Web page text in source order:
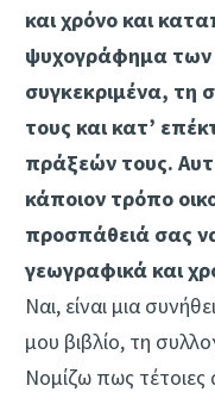
και χρόνο και
ψυχογράφημα
συγκεκριμένα, τη
τους και κατ’
πράξεών τους.
κάποιον τρόπο
προσπάθειά σας
γεωγραφικά και
Ναι, είναι μια
μου βιβλίο, τη
Νομίζω πως τέτοιες